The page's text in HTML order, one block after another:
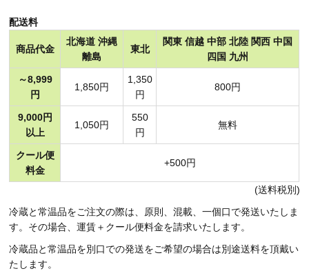
配送料
商品代金
北海道 沖縄
離島
東北
関東 信越 中部 北陸 関西 中国
四国 九州
～8,999
円
1,850円
1,350
円
800円
9,000円
以上
1,050円
550
円
無料
クール便
料金
+500円
(送料税別)
冷蔵と常温品をご注文の際は、原則、混載、一個口で発送いたしま
す。その場合、運賃＋クール便料金を請求いたします。
冷蔵品と常温品を別口での発送をご希望の場合は別途送料を頂戴い
たします。